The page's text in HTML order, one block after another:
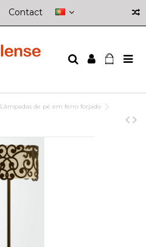
Contact
Lâmpadas de pé em ferro forjado